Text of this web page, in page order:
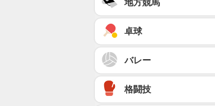
地方競馬
卓球
バレー
格闘技